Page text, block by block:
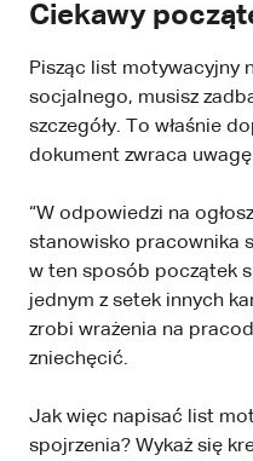
Ciekawy
Pisząc list motywacyjny
socjalnego, musisz
szczegóły. To właśnie
dokument zwraca
“W odpowiedzi na
stanowisko pracownika
w ten sposób początek
jednym z setek innych
zrobi wrażenia na
zniechęcić.
Jak więc napisać list
spojrzenia? Wykaż się